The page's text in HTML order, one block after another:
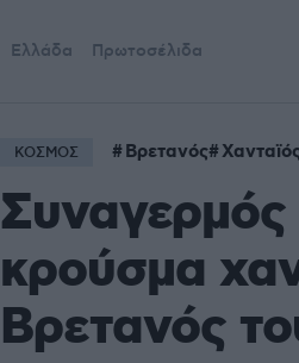
Ελλάδα Πρωτοσέλιδα
ΚΟΣΜΟΣ Βρετανός
Συναγερμός
κρούσμα
Βρετανός